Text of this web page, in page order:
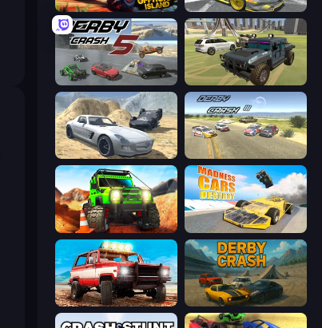
Offroad Island Wrong Way
Derby Crash 5 4x4 Offroader
Derby Crash 2 Derby Crash 3
Offroad Life 3D Madness Cars Destroy
Offroad Masters Challenge Derby Crash